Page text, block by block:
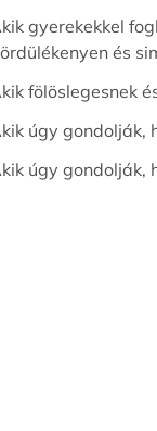
gyerekekkel
és
fölöslegesnek
úgy gondolják,
úgy gondolják,